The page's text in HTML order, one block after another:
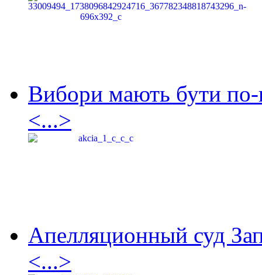
Вибори мають бути по-
<...>
Апелляционный суд
<...>